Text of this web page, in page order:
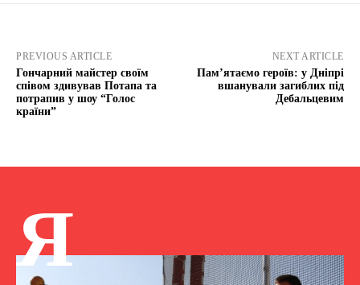
PREVIOUS ARTICLE
Гончарний майстер своїм
співом здивував Потапа та
потрапив у шоу “Голос
країни”
NEXT ARTICLE
Пам’ятаємо героїв: у Дніпрі
вшанували загиблих під
Дебальцевим
Я